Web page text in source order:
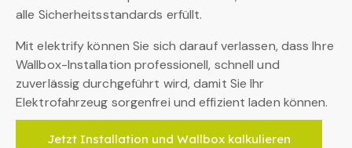
alle Sicherheitsstandards erfüllt.
Mit elektrify können Sie sich darauf verlassen, dass Ihre
Wallbox-Installation professionell, schnell und
zuverlässig durchgeführt wird, damit Sie Ihr
Elektrofahrzeug sorgenfrei und effizient laden können.
Jetzt Installation und Wallbox kalkulieren